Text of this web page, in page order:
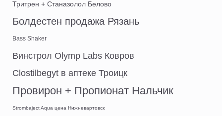
Тритрен + Станазолол Белово
Болдестен продажа Рязань
Bass Shaker
Винстрол Olymp Labs Ковров
Clostilbegyt в аптеке Троицк
Провирон + Пропионат Нальчик
Strombaject Aqua цена Нижневартовск